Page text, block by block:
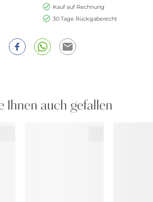
Kauf auf Rechnung
30 Tage Rückgaberecht
Ihnen auch gefallen